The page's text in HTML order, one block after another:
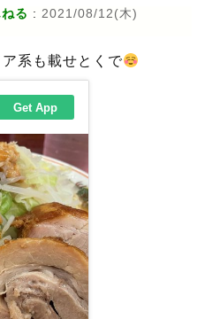
る : 2021/08/12(木)
系も載せとくで